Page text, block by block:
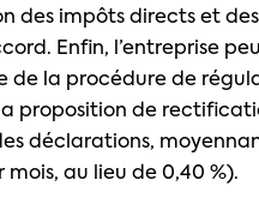
des impôts directs et
Enfin, l’entreprise
de la procédure de
proposition de
déclarations,
au lieu de 0,40 %).